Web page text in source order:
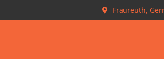
Fraureuth,